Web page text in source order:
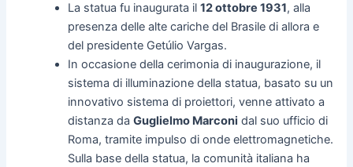
La statua fu inaugurata il12 ottobre 1931, alla
presenza delle alte cariche del Brasile di allora e
del presidente Getúlio Vargas.
In occasione della cerimonia di inaugurazione, il
sistema di illuminazione della statua, basato su un
innovativo sistema di proiettori, venne attivato a
distanza daGuglielmo Marconi dal suo ufficio di
Roma, tramite impulso di onde elettromagnetiche.
Sulla base della statua, la comunità italiana ha